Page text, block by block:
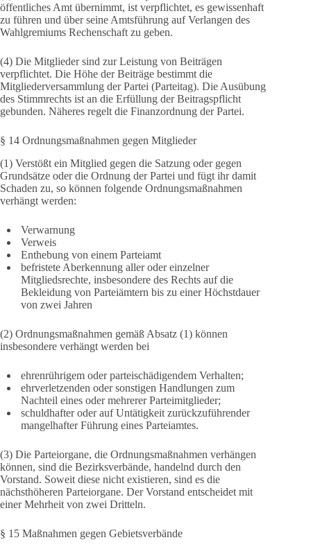
öffentliches Amt übernimmt, ist verpflichtet, es gewissenhaft
zu führen und über seine Amtsführung auf Verlangen des
Wahlgremiums Rechenschaft zu geben.
(4) Die Mitglieder sind zur Leistung von Beiträgen
verpflichtet. Die Höhe der Beiträge bestimmt die
Mitgliederversammlung der Partei (Parteitag). Die Ausübung
des Stimmrechts ist an die Erfüllung der Beitragspflicht
gebunden. Näheres regelt die Finanzordnung der Partei.
§ 14 Ordnungsmaßnahmen gegen Mitglieder
(1) Verstößt ein Mitglied gegen die Satzung oder gegen
Grundsätze oder die Ordnung der Partei und fügt ihr damit
Schaden zu, so können folgende Ordnungsmaßnahmen
verhängt werden:
Verwarnung
Verweis
Enthebung von einem Parteiamt
befristete Aberkennung aller oder einzelner
Mitgliedsrechte, insbesondere des Rechts auf die
Bekleidung von Parteiämtern bis zu einer Höchstdauer
von zwei Jahren
(2) Ordnungsmaßnahmen gemäß Absatz (1) können
insbesondere verhängt werden bei
ehrenrührigem oder parteischädigendem Verhalten;
ehrverletzenden oder sonstigen Handlungen zum
Nachteil eines oder mehrerer Parteimitglieder;
schuldhafter oder auf Untätigkeit zurückzuführender
mangelhafter Führung eines Parteiamtes.
(3) Die Parteiorgane, die Ordnungsmaßnahmen verhängen
können, sind die Bezirksverbände, handelnd durch den
Vorstand. Soweit diese nicht existieren, sind es die
nächsthöheren Parteiorgane. Der Vorstand entscheidet mit
einer Mehrheit von zwei Dritteln.
§ 15 Maßnahmen gegen Gebietsverbände